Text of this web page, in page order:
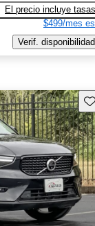
El precio incluye tasas
$499/mes
Verif. disponibilidad